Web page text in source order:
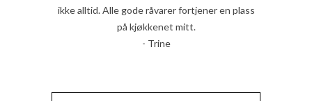
ikke alltid. Alle gode råvarer fortjener en plass
på kjøkkenet mitt.
- Trine